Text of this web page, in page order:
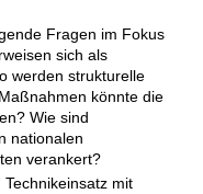
Fragen im Fokus
sich als
werden strukturelle
könnte die
Wie sind
nationalen
verankert?
mit